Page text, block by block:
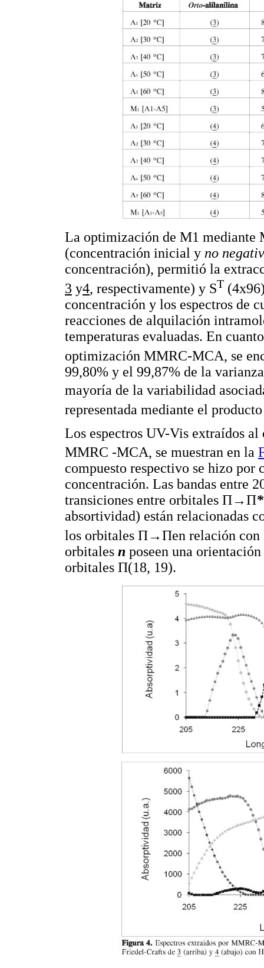
La optimización de M1 mediante
(concentración inicial y no
concentración), permitió la
3 y4, respectivamente) y ST
concentración y los espectros de
reacciones de alquilación
temperaturas evaluadas. En
optimización MMRC-MCA, se
99,80% y el 99,87% de la
mayoría de la variabilidad
representada mediante el
Los espectros UV-Vis extraídos
MMRC -MCA, se muestran en la
compuesto respectivo se hizo por
concentración. Las bandas entre
transiciones entre orbitales Π→Π
absortividad) están relacionadas
los orbitales Π→Πen relación con
orbitales n poseen una
orbitales Π(18, 19).